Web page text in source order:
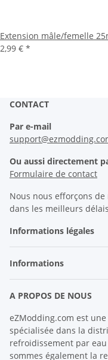
Extension mâle/femelle
2,99 € *
CONTACT
Par e-mail
Ou aussi directement
Formulaire de contact
Nous nous efforçons
dans les meilleurs
Informations légales
Informations
A PROPOS DE NOUS
eZModding.com est
spécialisée dans la
refroidissement par
sommes également la